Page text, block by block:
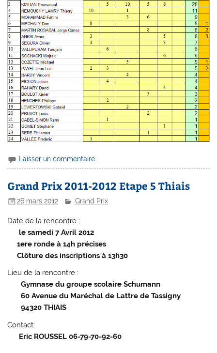
Laisser un commentaire
Grand Prix 2011-2012 Etape 5 Thiais
26 mars 2012 Grand Prix
Date de la rencontre :
le samedi 7 Avril 2012
1ere ronde à 14h précises
Clôture des inscriptions à 13h30
Lieu de la rencontre :
Gymnase du groupe scolaire Schumann
60 Avenue du Maréchal de Lattre de Tassigny
94320 THIAIS
Contact:
Eric ROUSSEL 06-79-70-92-60